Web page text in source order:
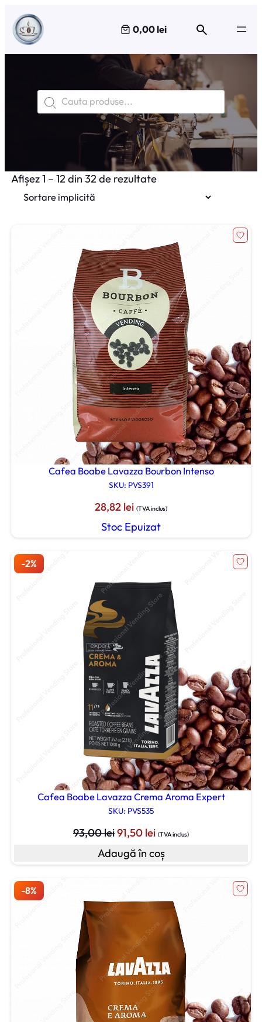
Sari
conținut
0,00 lei
search
Afișez 1 – 12 din 32 de rezultate
Cafea Boabe Lavazza Bourbon Intenso
SKU: PVS391
28,82 lei (TVA inclus)
Stoc Epuizat
Cafea Boabe Lavazza Crema Aroma Expert
SKU: PVS535
93,00leiPrețul
inițial
a
91,50 leiPrețul
este:
(TVA inclus)
Adaugă în coș